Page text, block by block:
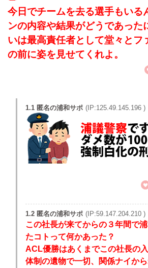
今日でチームを去る選手もいる
ンの内容や結果がどうであった
いは最高責任者として堂々とフ
の前に姿を見せてくれよ。
1.1 匿名の浦和サポ (IP:125.49.145.196 )
1.2 匿名の浦和サポ (IP:59.147.204.210 )
この社長が来てからの３年間で
たコトって何かあった？
ACL優勝はあくまでこの社長の
体制の遺物で一切、関係ナイから